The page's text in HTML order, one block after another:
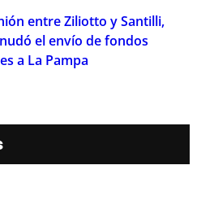
entre Ziliotto y Santilli,
el envío de fondos
a La Pampa